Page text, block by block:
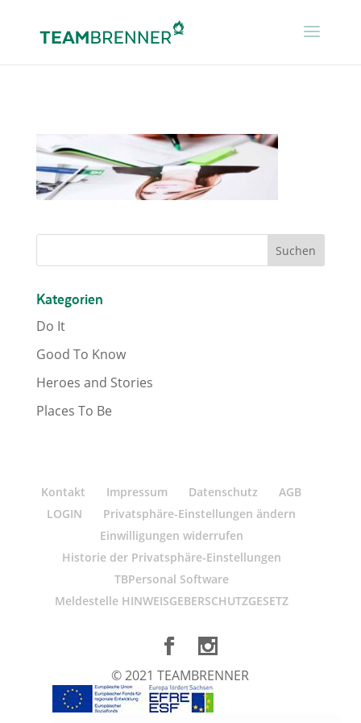
Kategorien
Do It
Good To Know
Heroes and Stories
Places To Be
Kontakt Impressum Datenschutz
AGB
LOGIN
Privatsphäre-Einstellungen ändern
Einwilligungen widerrufen
Historie der Privatsphäre-Einstellungen
TBPersonal Software
Meldestelle HINWEISGEBERSCHUTZGESETZ
© 2021 TEAMBRENNER